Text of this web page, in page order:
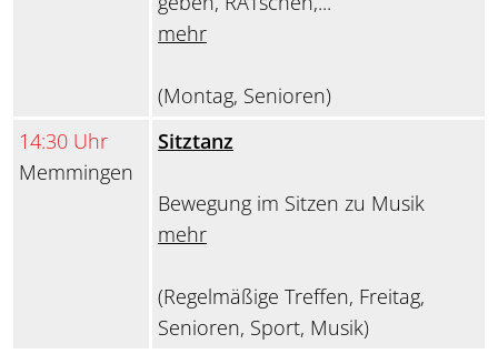
mehr
(Montag, Senioren)
14:30 Uhr
Memmingen
Sitztanz
Bewegung im Sitzen zu Musik
mehr
(Regelmäßige Treffen, Freitag,
Senioren, Sport, Musik)